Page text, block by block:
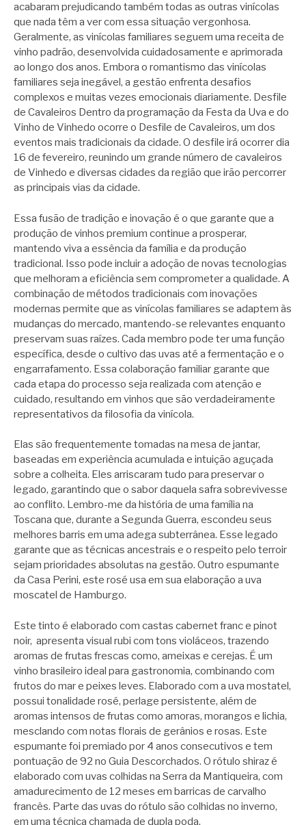
acabaram prejudicando também todas as outras vinícolas
que nada têm a ver com essa situação vergonhosa.
Geralmente, as vinícolas familiares seguem uma receita de
vinho padrão, desenvolvida cuidadosamente e aprimorada
ao longo dos anos. Embora o romantismo das vinícolas
familiares seja inegável, a gestão enfrenta desafios
complexos e muitas vezes emocionais diariamente. Desfile
de Cavaleiros Dentro da programação da Festa da Uva e do
Vinho de Vinhedo ocorre o Desfile de Cavaleiros, um dos
eventos mais tradicionais da cidade. O desfile irá ocorrer dia
16 de fevereiro, reunindo um grande número de cavaleiros
de Vinhedo e diversas cidades da região que irão percorrer
as principais vias da cidade.
Essa fusão de tradição e inovação é o que garante que a
produção de vinhos premium continue a prosperar,
mantendo viva a essência da família e da produção
tradicional. Isso pode incluir a adoção de novas tecnologias
que melhoram a eficiência sem comprometer a qualidade. A
combinação de métodos tradicionais com inovações
modernas permite que as vinícolas familiares se adaptem às
mudanças do mercado, mantendo-se relevantes enquanto
preservam suas raízes. Cada membro pode ter uma função
específica, desde o cultivo das uvas até a fermentação e o
engarrafamento. Essa colaboração familiar garante que
cada etapa do processo seja realizada com atenção e
cuidado, resultando em vinhos que são verdadeiramente
representativos da filosofia da vinícola.
Elas são frequentemente tomadas na mesa de jantar,
baseadas em experiência acumulada e intuição aguçada
sobre a colheita. Eles arriscaram tudo para preservar o
legado, garantindo que o sabor daquela safra sobrevivesse
ao conflito. Lembro-me da história de uma família na
Toscana que, durante a Segunda Guerra, escondeu seus
melhores barris em uma adega subterrânea. Esse legado
garante que as técnicas ancestrais e o respeito pelo terroir
sejam prioridades absolutas na gestão. Outro espumante
da Casa Perini, este rosé usa em sua elaboração a uva
moscatel de Hamburgo.
Este tinto é elaborado com castas cabernet franc e pinot
noir, apresenta visual rubi com tons violáceos, trazendo
aromas de frutas frescas como, ameixas e cerejas. É um
vinho brasileiro ideal para gastronomia, combinando com
frutos do mar e peixes leves. Elaborado com a uva mostatel,
possui tonalidade rosé, perlage persistente, além de
aromas intensos de frutas como amoras, morangos e lichia,
mesclando com notas florais de gerânios e rosas. Este
espumante foi premiado por 4 anos consecutivos e tem
pontuação de 92 no Guia Descorchados. O rótulo shiraz é
elaborado com uvas colhidas na Serra da Mantiqueira, com
amadurecimento de 12 meses em barricas de carvalho
francês. Parte das uvas do rótulo são colhidas no inverno,
em uma técnica chamada de dupla poda.